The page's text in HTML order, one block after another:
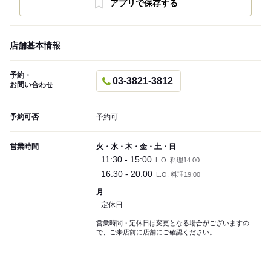
アプリで保存する
店舗基本情報
予約・
お問い合わせ
03-3821-3812
予約可否 予約可
営業時間 火・水・木・金・土・日
11:30 - 15:00 L.O. 料理14:00
16:30 - 20:00 L.O. 料理19:00
月
定休日
営業時間・定休日は変更となる場合がございますの
で、ご来店前に店舗にご確認ください。